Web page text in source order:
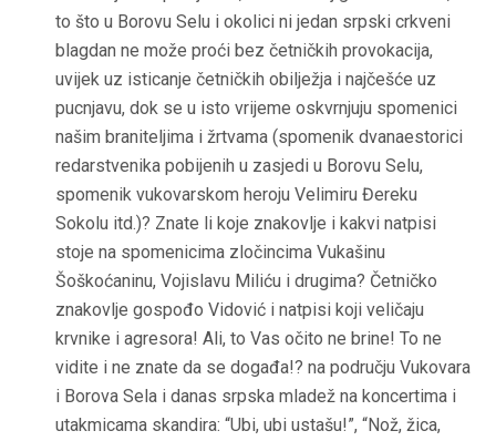
to što u Borovu Selu i okolici ni jedan srpski crkveni
blagdan ne može proći bez četničkih provokacija,
uvijek uz isticanje četničkih obilježja i najčešće uz
pucnjavu, dok se u isto vrijeme oskvrnjuju spomenici
našim braniteljima i žrtvama (spomenik dvanaestorici
redarstvenika pobijenih u zasjedi u Borovu Selu,
spomenik vukovarskom heroju Velimiru Đereku
Sokolu itd.)? Znate li koje znakovlje i kakvi natpisi
stoje na spomenicima zločincima Vukašinu
Šoškoćaninu, Vojislavu Miliću i drugima? Četničko
znakovlje gospođo Vidović i natpisi koji veličaju
krvnike i agresora! Ali, to Vas očito ne brine! To ne
vidite i ne znate da se događa!? na području Vukovara
i Borova Sela i danas srpska mladež na koncertima i
utakmicama skandira: “Ubi, ubi ustašu!”, “Nož, žica,